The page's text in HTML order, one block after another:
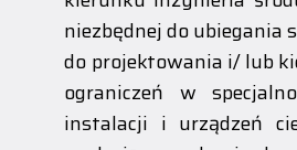
niezbędnej do ubiegania
do projektowania i/ lub
ograniczeń w
instalacji i urządzeń